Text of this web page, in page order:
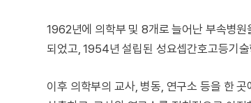
1962년에 의학부 및 8개로 늘어난 부속병
되었고, 1954년 설립된 성요셉간호고등기
이후 의학부의 교사, 병동, 연구소 등을 한